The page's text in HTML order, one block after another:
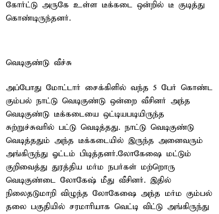
கோர்ட்டு அருகே உள்ள டீக்கடை ஒன்றில் டீ குடித்து
கொண்டிருந்தனர்.
வெடிகுண்டு வீச்சு
அப்போது மோட்டார் சைக்கிளில் வந்த 5 பேர் கொண்ட
கும்பல் நாட்டு வெடிகுண்டு ஒன்றை வீசினர் அந்த
வெடிகுண்டு டீக்கடையை ஒட்டியபடியிருந்த
சுற்றுச்சுவரில் பட்டு வெடித்தது. நாட்டு வெடிகுண்டு
வெடித்ததும் அந்த டீக்கடையில் இருந்த அனைவரும்
அங்கிருந்து ஓட்டம் பிடித்தனர்.லோகேஷை மட்டும்
குறிவைத்து துரத்திய மர்ம நபர்கள் மற்றொரு
வெடிகுண்டை லோகேஷ் மீது வீசினர். இதில்
நிலைதடுமாறி விழுந்த லோகேஷை அந்த மர்ம கும்பல்
தலை பகுதியில் சரமாரியாக வெட்டி விட்டு அங்கிருந்து